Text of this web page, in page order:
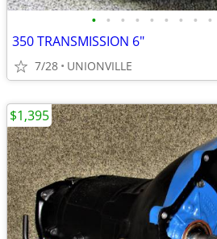
• • • • • • • • •
350 TRANSMISSION 6"
7/28 UNIONVILLE
$1,395